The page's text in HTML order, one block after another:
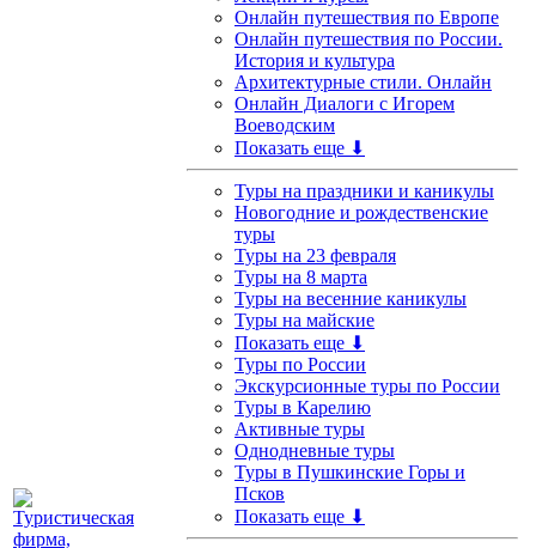
Онлайн путешествия по Европе
Онлайн путешествия по России.
История и культура
Архитектурные стили. Онлайн
Онлайн Диалоги с Игорем
Воеводским
Показать еще ⬇
Туры на праздники и каникулы
Новогодние и рождественские
туры
Туры на 23 февраля
Туры на 8 марта
Туры на весенние каникулы
Туры на майские
Показать еще ⬇
Туры по России
Экскурсионные туры по России
Туры в Карелию
Активные туры
Однодневные туры
Туры в Пушкинские Горы и
Псков
Показать еще ⬇